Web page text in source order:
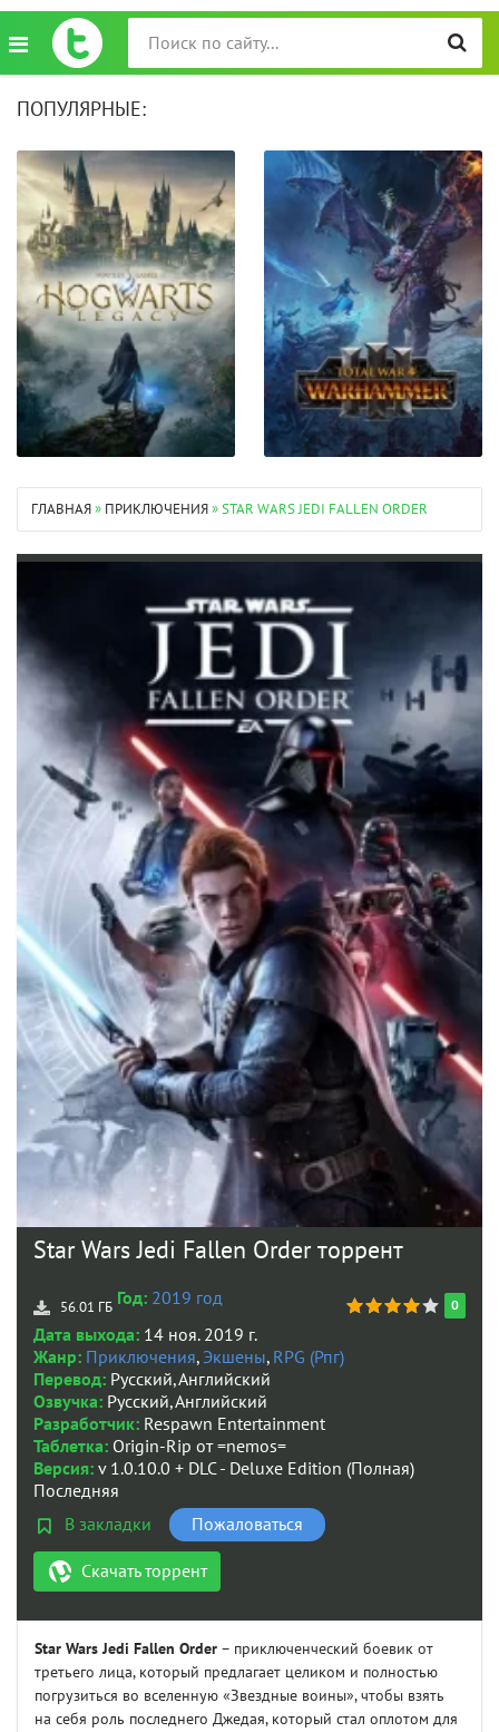
ПОПУЛЯРНЫЕ:
ГЛАВНАЯ» ПРИКЛЮЧЕНИЯ» STAR WARS JEDI FALLEN ORDER
Star Wars Jedi Fallen Order торрент
0
56.01 ГБ Год: 2019 год
Дата выхода: 14 ноя. 2019 г.
Жанр: Приключения, Экшены, RPG (Рпг)
Перевод: Русский, Английский
Озвучка: Русский, Английский
Разработчик: Respawn Entertainment
Таблетка: Origin-Rip от =nemos=
Версия: v 1.0.10.0 + DLC - Deluxe Edition (Полная)
Последняя
В закладки
Пожаловаться
Скачать торрент
Star Wars Jedi Fallen Order – приключенческий боевик от
третьего лица, который предлагает целиком и полностью
погрузиться во вселенную «Звездные воины», чтобы взять
на себя роль последнего Джедая, который стал оплотом для